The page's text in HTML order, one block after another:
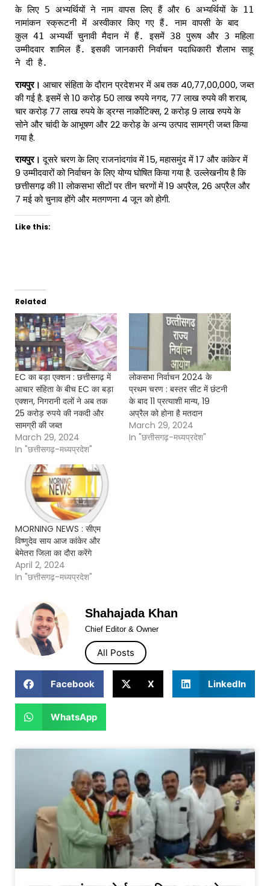
के लिए 5 अभ्यर्थियों ने नाम वापस लिए हैं और 6 अभ्यर्थियों के 11
नामांकन स्क्रूटनी में अस्वीकार किए गए हैं. नाम वापसी के बाद
कुल 41 अभ्यर्थी चुनावी मैदान में हैं. इसमें 38 पुरूष और 3 महिला
उम्मीदवार शामिल हैं. इसकी जानकारी निर्वाचन पदाधिकारी शैलाभ साहू
ने दी है.
रायपुर। आचार संहिता के दौरान प्रदेशभर में अब तक 40,77,00,000, जब्त
की गई है. इसमें से 10 करोड़ 50 लाख रुपये नगद, 77 लाख रुपये की शराब,
चार करोड़ 77 लाख रुपये के ड्रग्स नार्कोटिक्स, 2 करोड़ 9 लाख रुपये के
सोने और चांदी के आभूषण और 22 करोड़ के अन्य उत्पाद सामग्री जब्त किया
गया है.
रायपुर। दूसरे चरण के लिए राजनांदगांव में 15, महासमुंद में 17 और कांकेर में
9 उम्मीदवारों को निर्वाचन के लिए योग्य घोषित किया गया है. उल्लेखनीय है कि
छत्तीसगढ़ की 11 लोकसभा सीटों पर तीन चरणों में 19 अप्रैल, 26 अप्रैल और
7 मई को चुनाव होंगे और मतगणना 4 जून को होगी.
Like this:
Related
EC का बड़ा एक्शन : छत्तीसगढ़ में
आचार संहिता के बीच EC का बड़ा
एक्शन, निगरानी दलों ने अब तक
25 करोड़ रुपये की नकदी और
सामग्री की जब्त
March 29, 2024
In "छत्तीसगढ़-मध्यप्रदेश"
लोकसभा निर्वाचन 2024 के
प्रथम चरण : बस्तर सीट में छंटनी
के बाद 11 प्रत्याशी मान्य, 19
अप्रैल को होना है मतदान
March 29, 2024
In "छत्तीसगढ़-मध्यप्रदेश"
MORNING NEWS : सीएम
विष्णुदेव साय आज कांकेर और
बेमेतरा जिला का दौरा करेंगे
April 2, 2024
In "छत्तीसगढ़-मध्यप्रदेश"
Shahajada Khan
Chief Editor & Owner
All Posts
Facebook X LinkedIn
WhatsApp